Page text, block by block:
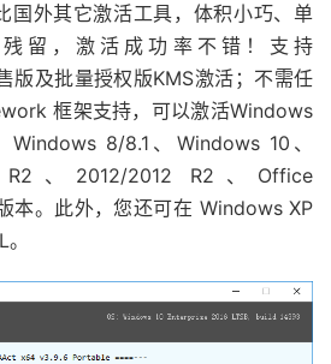
国外其它激活工具，体积小巧、单
留，激活成功率不错！支持
版及批量授权版KMS激活；不需任
框架支持，可以激活Windows
8/8.1、Windows 10、
R2、2012/2012 R2、Office
本。此外，您还可在 Windows XP